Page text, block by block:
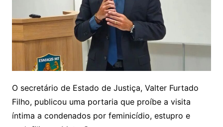
O secretário de Estado de Justiça, Valter Furtado
Filho, publicou uma portaria que proíbe a visita
íntima a condenados por feminicídio, estupro e